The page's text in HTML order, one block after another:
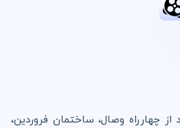
از چهارراه وصال، ساختمان فروردین،